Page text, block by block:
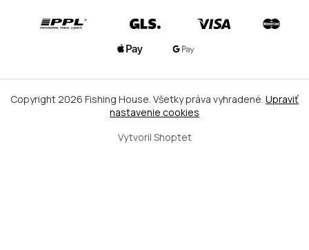
Vytvoril Shoptet
Copyright 2026 Fishing House. Všetky práva vyhradené. Upraviť
nastavenie cookies